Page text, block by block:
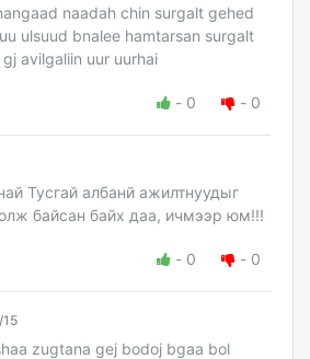
naadah chin surgalt gehed
ulsuud bnalee hamtarsan surgalt
avilgaliin uur uurhai
- 0 - 0
Тусгай албанй ажилтнуудыг
байсан байх даа, ичмээр юм!!!
- 0 - 0
zugtana gej bodoj bgaa bol